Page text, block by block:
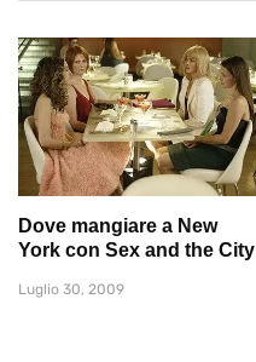
Dove mangiare a New
York con Sex and the City
Luglio 30, 2009